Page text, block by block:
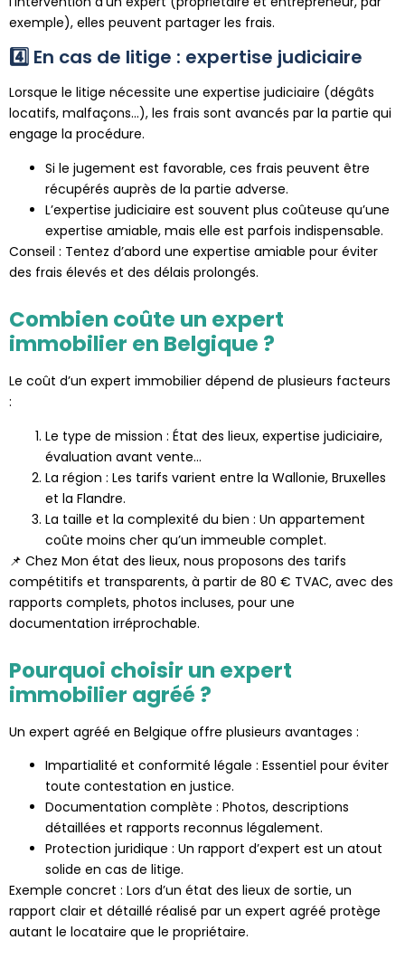
exemple), elles peuvent partager les frais.
4️⃣ En cas de litige : expertise judiciaire
Lorsque le litige nécessite une expertise judiciaire (dégâts
locatifs, malfaçons…), les frais sont avancés par la partie qui
engage la procédure.
Si le jugement est favorable, ces frais peuvent être
récupérés auprès de la partie adverse.
L’expertise judiciaire est souvent plus coûteuse qu’une
expertise amiable, mais elle est parfois indispensable.
Conseil : Tentez d’abord une expertise amiable pour éviter
des frais élevés et des délais prolongés.
Combien coûte un expert
immobilier en Belgique ?
Le coût d’un expert immobilier dépend de plusieurs facteurs
:
Le type de mission : État des lieux, expertise judiciaire,
évaluation avant vente…
La région : Les tarifs varient entre la Wallonie, Bruxelles
et la Flandre.
La taille et la complexité du bien : Un appartement
coûte moins cher qu’un immeuble complet.
📌 Chez Mon état des lieux, nous proposons des tarifs
compétitifs et transparents, à partir de 80 € TVAC, avec des
rapports complets, photos incluses, pour une
documentation irréprochable.
Pourquoi choisir un expert
immobilier agréé ?
Un expert agréé en Belgique offre plusieurs avantages :
Impartialité et conformité légale : Essentiel pour éviter
toute contestation en justice.
Documentation complète : Photos, descriptions
détaillées et rapports reconnus légalement.
Protection juridique : Un rapport d’expert est un atout
solide en cas de litige.
Exemple concret : Lors d’un état des lieux de sortie, un
rapport clair et détaillé réalisé par un expert agréé protège
autant le locataire que le propriétaire.